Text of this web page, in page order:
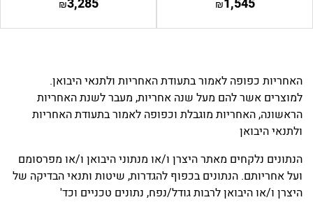
1,545
₪
3,285
₪
האחריות כפופה לאמור בתעודת האחריות ולתנאי היבואן.
למוצרים אשר להם מעל שנה אחריות, מעבר לשנת האחריות
הראשונה, האחריות מוגבלת וכפופה לאמור בתעודת האחריות
ולתנאי היבואן
הנתונים נלקחים מאתר היצרן ו/או מנתוני היבואן ו/או מפרסומם
ועל אחריותם. הנתונים בכפוף להגדרות, שיטות ותנאי הבדיקה של
היצרן ו/או היבואן לרבות גודל/נפח, נתונים טכניים וכד'